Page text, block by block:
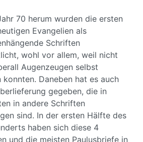
70 herum wurden die ersten
Evangelien als
Schriften
wohl vor allem, weil nicht
Augenzeugen selbst
konnten. Daneben hat es auch
gegeben, die in
in andere Schriften
sind. In der ersten Hälfte des
haben sich diese 4
und die meisten Paulusbriefe in